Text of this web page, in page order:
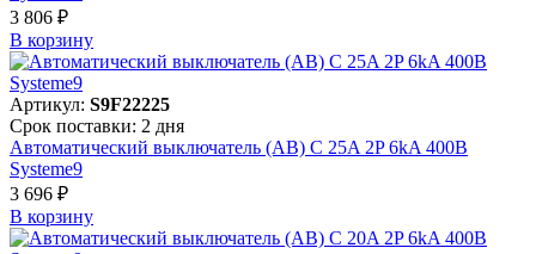
3 806 ₽
В корзинy
Артикул: S9F22225
Срок поставки: 2 дня
Автоматический выключатель (АВ) C 25A 2P 6kA 400В
Systeme9
3 696 ₽
В корзинy